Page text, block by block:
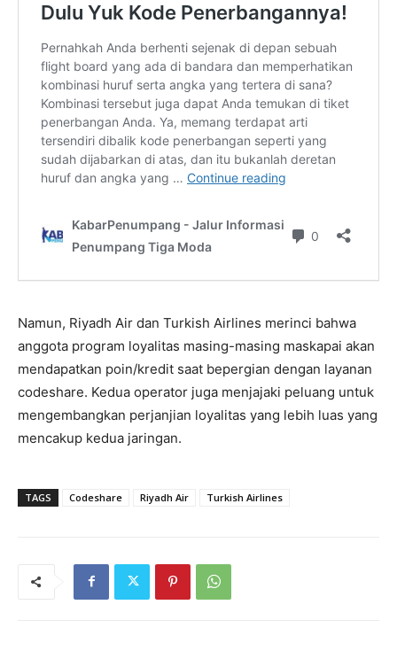
Namun, Riyadh Air dan Turkish Airlines merinci bahwa
anggota program loyalitas masing-masing maskapai akan
mendapatkan poin/kredit saat bepergian dengan layanan
codeshare. Kedua operator juga menjajaki peluang untuk
mengembangkan perjanjian loyalitas yang lebih luas yang
mencakup kedua jaringan.
TAGS Codeshare Riyadh Air Turkish Airlines